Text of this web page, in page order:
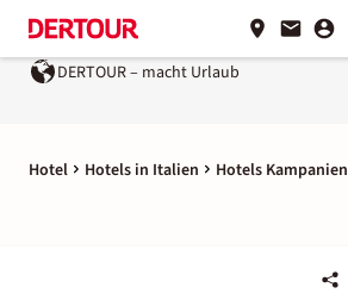
DERTOUR – macht Urlaub
Hotel Hotels in Italien Hotels Kampanien